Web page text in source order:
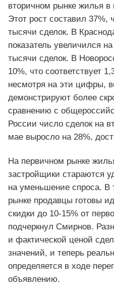
вторичном рынке жилья
Этот рост составил 37%,
тысячи сделок. В
показатель увеличился
тысячи сделок. В
10%, что соответствует
несмотря на эти цифры,
демонстрируют более
сравнению с
России число сделок на
мае выросло на 28%,
На первичном рынке
застройщики стараются
на уменьшение спроса. В
рынке продавцы готовы
скидки до 10-15% от
подчеркнул Смирнов.
и фактической ценой
значений, и теперь
определяется в ходе
объявлению.